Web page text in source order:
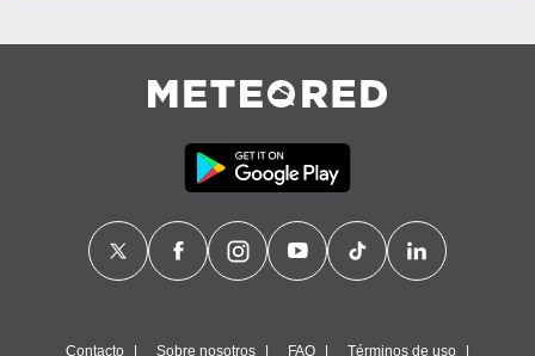
Contacto Sobre nosotros FAQ Términos de uso